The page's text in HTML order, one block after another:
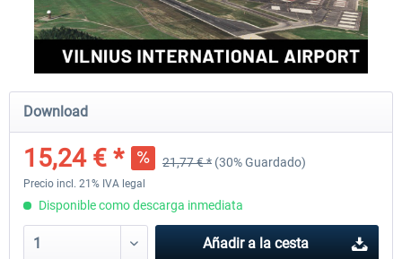
Aerosoft Mega Airport Brussels Aerosoft Airport Cologne/
Download
15,24 € * 21,77 € * (30% Guardado)
Precio incl. 21% IVA legal
Disponible como descarga inmediata
Añadir a la cesta